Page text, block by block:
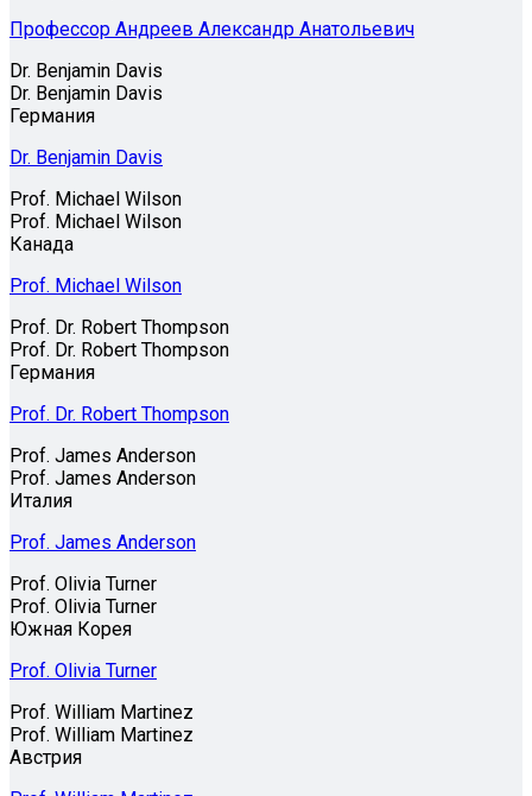
Профессор Андреев Александр Анатольевич
Dr. Benjamin Davis
Dr. Benjamin Davis
Германия
Dr. Benjamin Davis
Prof. Michael Wilson
Prof. Michael Wilson
Канада
Prof. Michael Wilson
Prof. Dr. Robert Thompson
Prof. Dr. Robert Thompson
Германия
Prof. Dr. Robert Thompson
Prof. James Anderson
Prof. James Anderson
Италия
Prof. James Anderson
Prof. Olivia Turner
Prof. Olivia Turner
Южная Корея
Prof. Olivia Turner
Prof. William Martinez
Prof. William Martinez
Австрия